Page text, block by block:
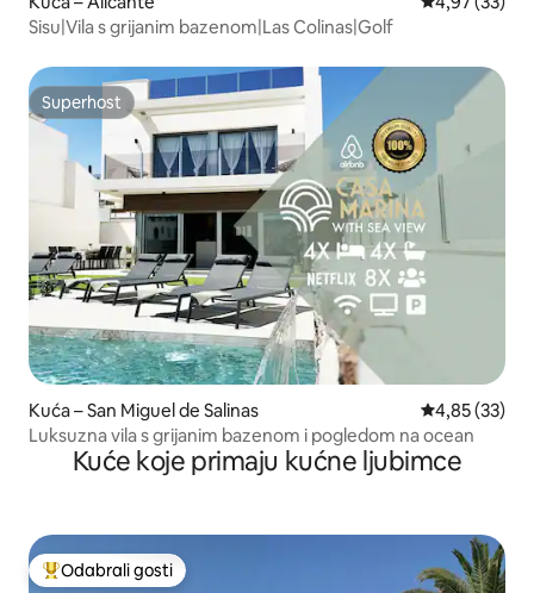
Sisu|Vila s grijanim bazenom|Las Colinas|Golf
Superhost
Superhost
Kuća – San Miguel de Salinas Prosječna
4,85 (33)
Luksuzna vila s grijanim bazenom i pogledom na ocean
Kuće koje primaju kućne ljubimce
Među najviše rangiranima s oznakom „Odabrali gosti”
Odabrali gosti